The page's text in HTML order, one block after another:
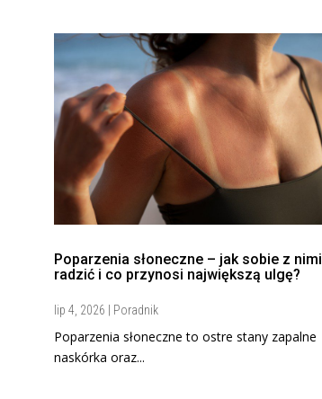
Poparzenia słoneczne – jak sobie z nimi
radzić i co przynosi największą ulgę?
lip 4, 2026 Poradnik
Poparzenia słoneczne to ostre stany zapalne
naskórka oraz...